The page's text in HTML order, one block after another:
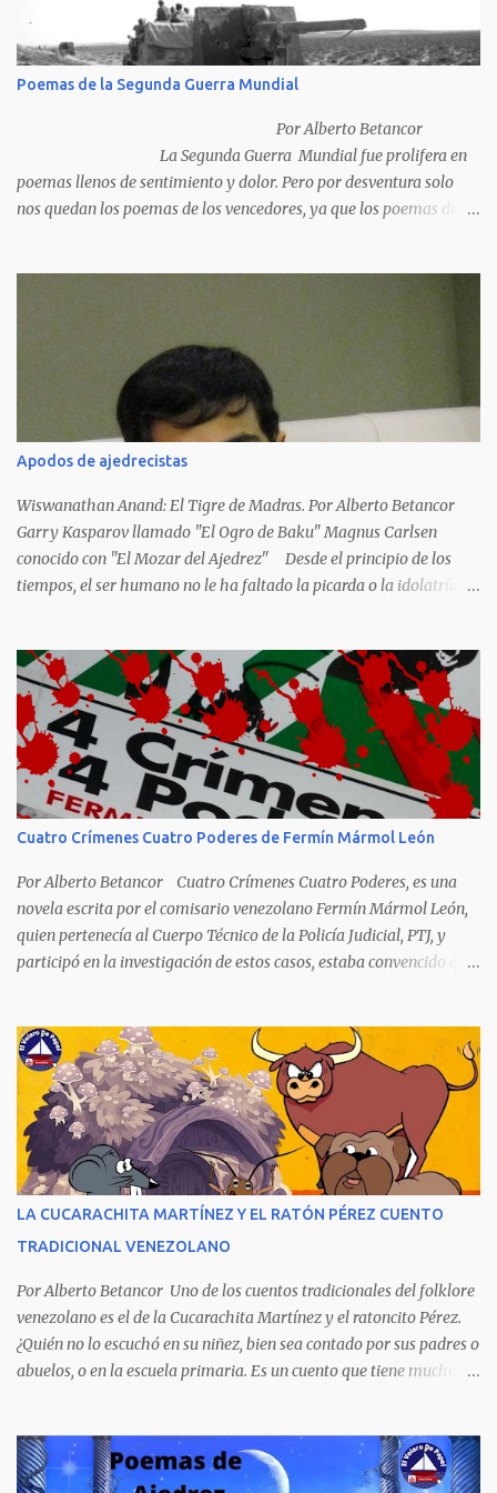
Poemas de la Segunda Guerra Mundial
Por Alberto Betancor
La Segunda Guerra Mundial fue prolifera en
poemas llenos de sentimiento y dolor. Pero por desventura solo
nos quedan los poemas de los vencedores, ya que los poemas de
acariciaron la causa nacional socialista, sus nombres con sus
Apodos de ajedrecistas
Wiswanathan Anand: El Tigre de Madras. Por Alberto Betancor
Garry Kasparov llamado "El Ogro de Baku" Magnus Carlsen
conocido con "El Mozar del Ajedrez" Desde el principio de los
tiempos, el ser humano no le ha faltado la picarda o la idolatría
hemos tenido una serie de apodos para las estrellas del ajedrez, en
algunos casos muy originales. Aquí les dejo una breve lista con
algunos de los nombres de los más destacados. Siegbert Tarrasch:
El Preceptor Germánico y el Hércules de los Torneos. Joseph
Henrry Blackburne: La Muerte Negra. Wiswanathan Anand: El
Tigre de Madras. Tiran Petrosian: Boa Constrictora, El Tigre de
Hierro. El Maestro de la Defensa, El Ministro de la Defensa. El
Karpov. El gélido Tolia. Garry Kasparov: El Ogro de Baku...
Cuatro Crímenes Cuatro Poderes de Fermín Mármol León
Por Alberto Betancor Cuatro Crímenes Cuatro Poderes, es una
novela escrita por el comisario venezolano Fermín Mármol León,
quien pertenecía al Cuerpo Técnico de la Policía Judicial, PTJ, y
participó en la investigación de estos casos, estaba convencido que
Aunque la narración no es precisamente una obra literaria, esta
novela publicada en 1978 se transformó en un autentico Bestseller
venezolano al vender rápidamente tres ediciones por su
extraordinario contenido y detalla, cambiando los nombres de los
personajes, cuatro crímenes que conmocionaron a la sociedad
venezolana y cuyos presuntos autores quedaron en libertad, pese a
tener la policía pruebas e indicios suficientes de culpabilidad. La
porque refleja los males del poder judicial y de la sociedad
venezolana, tráfico...
LA CUCARACHITA MARTÍNEZ Y EL RATÓN PÉREZ CUENTO
TRADICIONAL VENEZOLANO
Por Alberto Betancor Uno de los cuentos tradicionales del folklore
venezolano es el de la Cucarachita Martínez y el ratoncito Pérez.
¿Quién no lo escuchó en su niñez, bien sea contado por sus padres o
abuelos, o en la escuela primaria. Es un cuento que tiene muchas
hablaban, hace mucho, mucho tiempo, una Cucarachita llamada
Martínez que estaba barriendo el zaguán (porche) de su casa,